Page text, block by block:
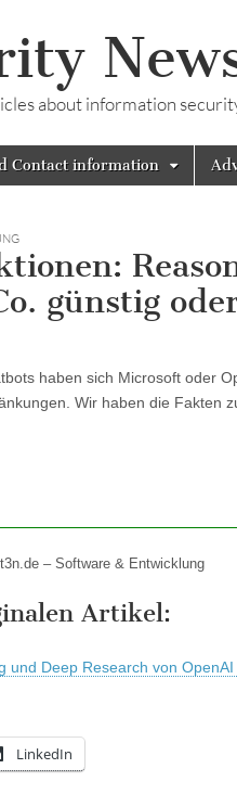
about information
Contact information
günstig
haben sich Microsoft oder
Wir haben die Fakten
– Software & Entwicklung
Artikel:
und Deep Research von
LinkedIn